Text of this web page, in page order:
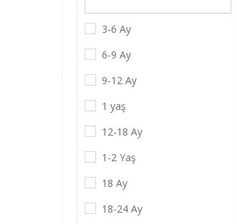
3-6 Ay
6-9 Ay
9-12 Ay
1 yaş
12-18 Ay
1-2 Yaş
18 Ay
18-24 Ay